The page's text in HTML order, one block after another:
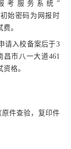
考服务系统”
始密码为网报时
。
请入校备案后于3
昌市八一大道461
资格。
件查验，复印件